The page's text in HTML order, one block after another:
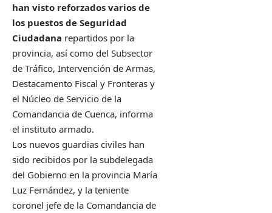
han visto reforzados varios de
los puestos de Seguridad
Ciudadana repartidos por la
provincia, así como del Subsector
de Tráfico, Intervención de Armas,
Destacamento Fiscal y Fronteras y
el Núcleo de Servicio de la
Comandancia de Cuenca, informa
el instituto armado.
Los nuevos guardias civiles han
sido recibidos por la subdelegada
del Gobierno en la provincia María
Luz Fernández, y la teniente
coronel jefe de la Comandancia de